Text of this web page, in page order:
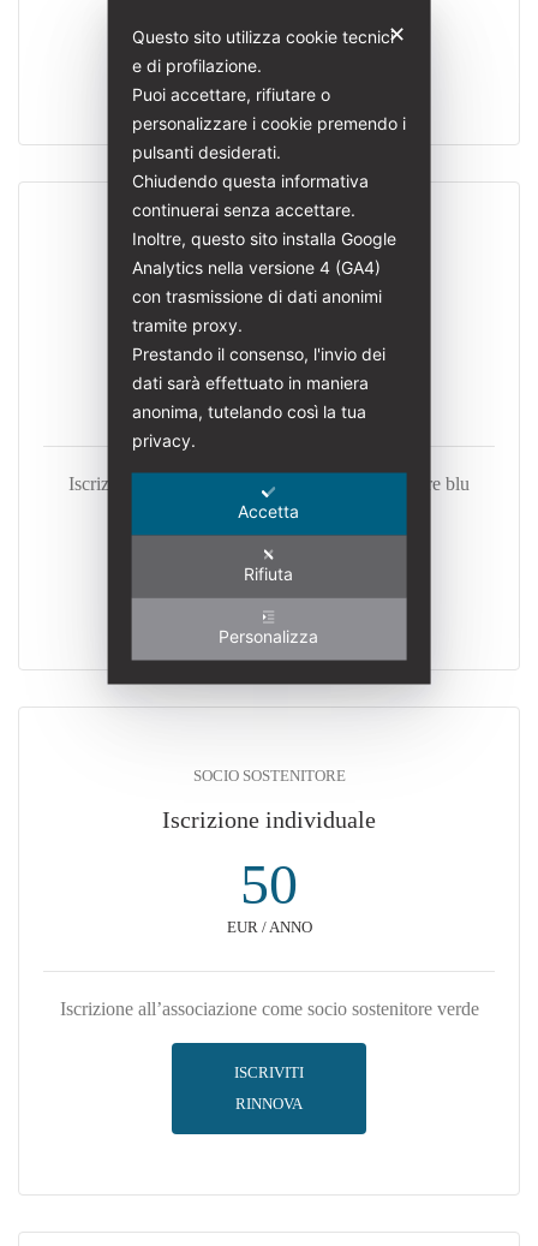
SOCIO SOSTENITORE
Iscrizione individuale
30
EUR / ANNO
Iscrizione all’associazione come socio sostenitore blu
ISCRIVITI
RINNOVA
SOCIO SOSTENITORE
Iscrizione individuale
50
EUR / ANNO
Iscrizione all’associazione come socio sostenitore verde
ISCRIVITI
RINNOVA
✕
Questo sito utilizza cookie tecnici
e di profilazione.
Puoi accettare, rifiutare o
personalizzare i cookie premendo i
pulsanti desiderati.
Chiudendo questa informativa
continuerai senza accettare.
Inoltre, questo sito installa Google
Analytics nella versione 4 (GA4)
con trasmissione di dati anonimi
tramite proxy.
Prestando il consenso, l'invio dei
dati sarà effettuato in maniera
anonima, tutelando così la tua
privacy.
Accetta
Rifiuta
Personalizza